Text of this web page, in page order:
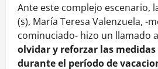
Ante este complejo escenario,
(s), María Teresa Valenzuela, -
cominuciado- hizo un llamado
olvidar y reforzar las
durante el período de